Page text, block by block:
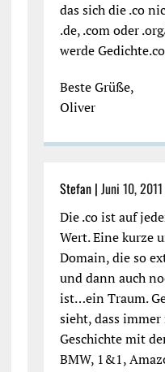
das sich die .co
.de, .com oder
werde
Beste Grüße,
Oliver
Stefan | Juni 10,
Die .co ist auf
Wert. Eine kurze
Domain, die so
und dann auch
ist…ein Traum.
sieht, dass
Geschichte mit
BMW, 1&1,